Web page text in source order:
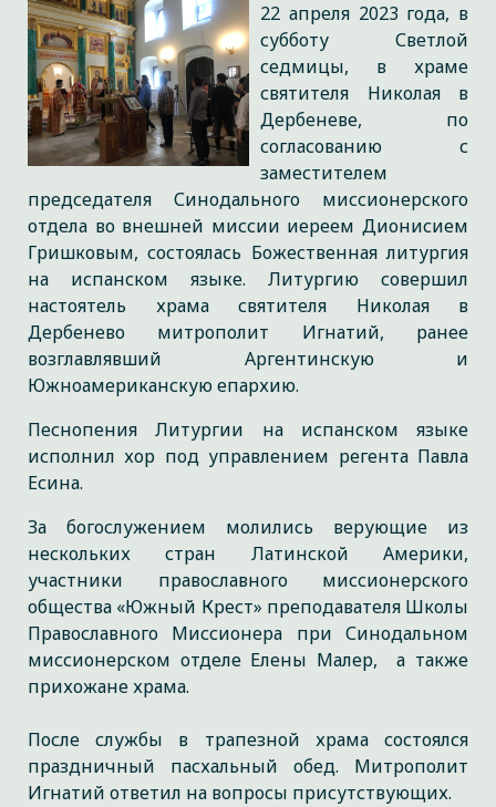
22 апреля 2023 года, в
субботу Светлой
седмицы, в храме
святителя Николая в
Дербеневе, по
согласованию с
заместителем
председателя Синодального миссионерского
отдела во внешней миссии иереем Дионисием
Гришковым, состоялась Божественная литургия
на испанском языке. Литургию совершил
настоятель храма святителя Николая в
Дербенево митрополит Игнатий, ранее
возглавлявший Аргентинскую и
Южноамериканскую епархию.
Песнопения Литургии на испанском языке
исполнил хор под управлением регента Павла
Есина.
За богослужением молились верующие из
нескольких стран Латинской Америки,
участники православного миссионерского
общества «Южный Крест» преподавателя Школы
Православного Миссионера при Синодальном
миссионерском отделе Елены Малер, а также
прихожане храма.
После службы в трапезной храма состоялся
праздничный пасхальный обед. Митрополит
Игнатий ответил на вопросы присутствующих.